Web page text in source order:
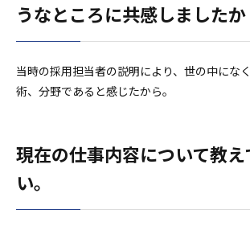
うなところに共感しましたか
当時の採用担当者の説明により、世の中にな
術、分野であると感じたから。
現在の仕事内容について教え
い。